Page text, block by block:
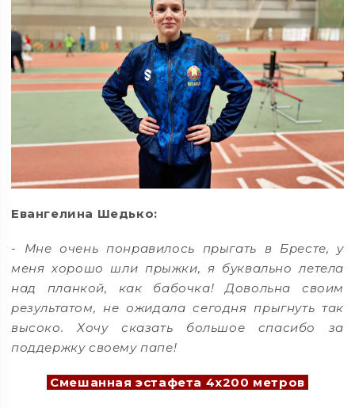
Евангелина Шедько:
- Мне очень понравилось прыгать в Бресте, у
меня хорошо шли прыжки, я буквально летела
над планкой, как бабочка! Довольна своим
результатом, не ожидала сегодня прыгнуть так
высоко. Хочу сказать большое спасибо за
поддержку своему папе!
Смешанная эстафета 4х200 метров